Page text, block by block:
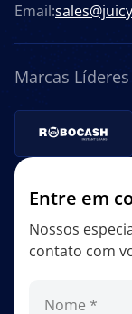
Email:
Marcas
Entre em
Nossos
contato com